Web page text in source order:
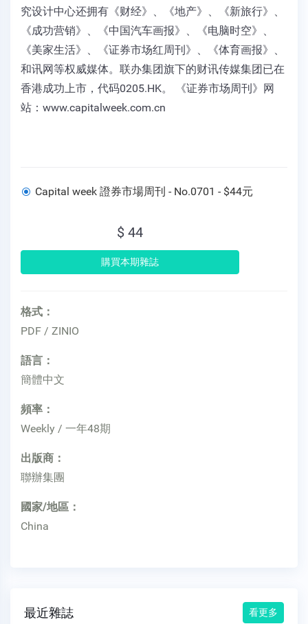
究设计中心还拥有《财经》、《地产》、《新旅行》、
《成功营销》、《中国汽车画报》、《电脑时空》、
《美家生活》、《证券市场红周刊》、《体育画报》、
和讯网等权威媒体。联办集团旗下的财讯传媒集团已在
香港成功上市，代码0205.HK。 《证券市场周刊》网
站：www.capitalweek.com.cn
Capital week 證券市場周刊 - No.0701 - $44元
$ 44
格式：
PDF / ZINIO
語言：
簡體中文
頻率：
Weekly / 一年48期
出版商：
聯辦集團
國家/地區：
China
最近雜誌 看更多